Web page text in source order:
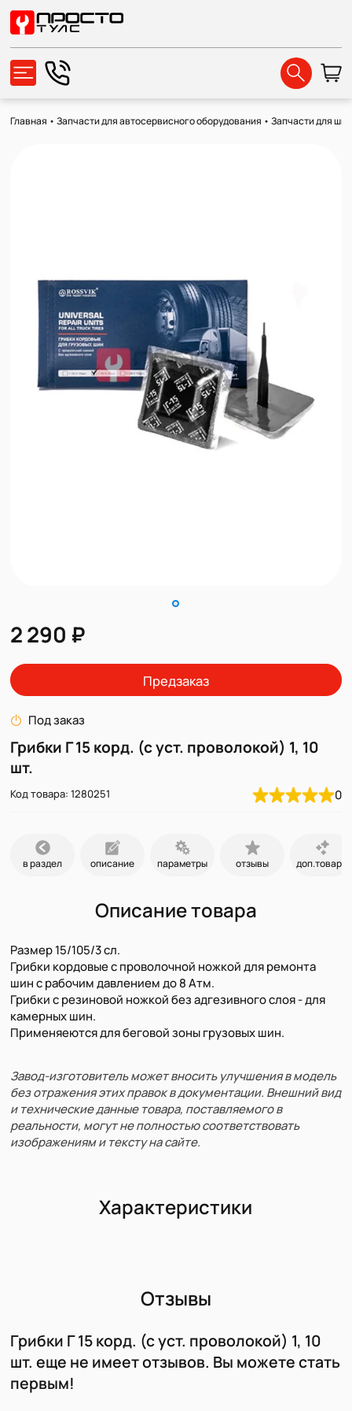
Главная •Запчасти для автосервисного оборудования •Запчасти для
2 290 ₽
Предзаказ
Под заказ
Грибки Г 15 корд. (с уст. проволокой) 1, 10
шт.
Код товара: 1280251 0
в раздел описание параметры отзывы доп.товары
Описание товара
Размер 15/105/3 сл.
Грибки кордовые с проволочной ножкой для ремонта
шин с рабочим давлением до 8 Атм.
Грибки с резиновой ножкой без адгезивного слоя - для
камерных шин.
Применяеются для беговой зоны грузовых шин.
Завод-изготовитель может вносить улучшения в модель
без отражения этих правок в документации. Внешний вид
и технические данные товара, поставляемого в
реальности, могут не полностью соответствовать
изображениям и тексту на сайте.
Характеристики
Отзывы
Грибки Г 15 корд. (с уст. проволокой) 1, 10
шт. еще не имеет отзывов. Вы можете стать
первым!